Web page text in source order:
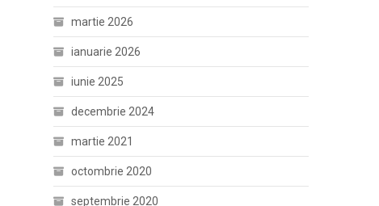
martie 2026
ianuarie 2026
iunie 2025
decembrie 2024
martie 2021
octombrie 2020
septembrie 2020